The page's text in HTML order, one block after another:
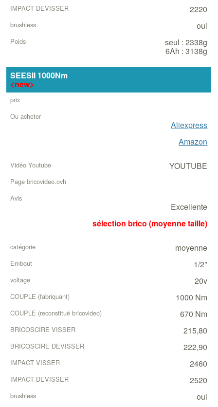
2220
oui
seul : 2338g
6Ah : 3138g
SEESII 1000Nm
<new>
Aliexpress
Amazon
YOUTUBE
Excellente
sélection brico (moyenne taille)
moyenne
1/2"
20v
1000 Nm
670 Nm
215,80
222,90
2460
2520
oui